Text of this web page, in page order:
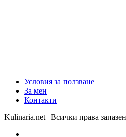
Условия за ползване
За мен
Контакти
Kulinaria.net | Всички права